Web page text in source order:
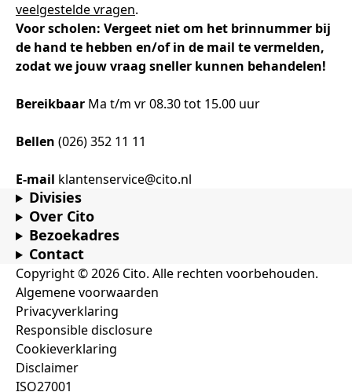
veelgestelde vragen.
Voor scholen: Vergeet niet om het brinnummer bij
de hand te hebben en/of in de mail te vermelden,
zodat we jouw vraag sneller kunnen behandelen!
Bereikbaar Ma t/m vr 08.30 tot 15.00 uur
Bellen (026) 352 11 11
E-mail klantenservice@cito.nl
Divisies
Over Cito
Bezoekadres
Contact
Copyright © 2026 Cito. Alle rechten voorbehouden.
Algemene voorwaarden
Privacyverklaring
Responsible disclosure
Cookieverklaring
Disclaimer
ISO27001